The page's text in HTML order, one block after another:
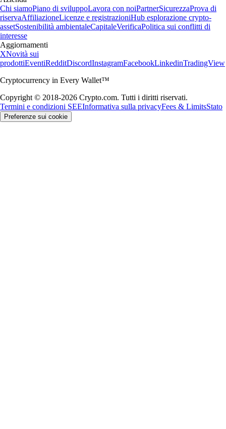
Chi siamoPiano di sviluppoLavora con noiPartnerSicurezzaProva di
riservaAffiliazioneLicenze e registrazioniHub esplorazione crypto-
assetSostenibilità ambientaleCapitaleVerificaPolitica sui conflitti di
interesse
Aggiornamenti
XNovità sui
prodottiEventiRedditDiscordInstagramFacebookLinkedinTradingView
Cryptocurrency in Every Wallet™
Copyright © 2018-2026 Crypto.com. Tutti i diritti riservati.
Termini e condizioni SEEInformativa sulla privacyFees & LimitsStato
Preferenze sui cookie